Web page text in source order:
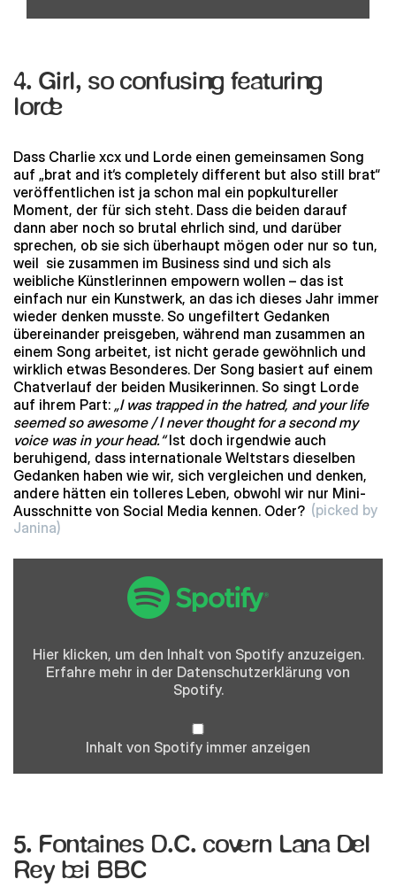
4. Girl, so confusing featuring
lorde
Dass Charlie xcx und Lorde einen gemeinsamen Song
auf „brat and it‘s completely different but also still brat“
veröffentlichen ist ja schon mal ein popkultureller
Moment, der für sich steht. Dass die beiden darauf
dann aber noch so brutal ehrlich sind, und darüber
sprechen, ob sie sich überhaupt mögen oder nur so tun,
weil sie zusammen im Business sind und sich als
weibliche Künstlerinnen empowern wollen – das ist
einfach nur ein Kunstwerk, an das ich dieses Jahr immer
wieder denken musste. So ungefiltert Gedanken
übereinander preisgeben, während man zusammen an
einem Song arbeitet, ist nicht gerade gewöhnlich und
wirklich etwas Besonderes. Der Song basiert auf einem
Chatverlauf der beiden Musikerinnen. So singt Lorde
auf ihrem Part: „I was trapped in the hatred, and your life
seemed so awesome / I never thought for a second my
voice was in your head.“Ist doch irgendwie auch
beruhigend, dass internationale Weltstars dieselben
Gedanken haben wie wir, sich vergleichen und denken,
andere hätten ein tolleres Leben, obwohl wir nur Mini-
Ausschnitte von Social Media kennen. Oder? (picked by
Janina)
Hier klicken, um den Inhalt von Spotify anzuzeigen.
Erfahre mehr in der Datenschutzerklärung von
Spotify.
Inhalt von Spotify immer anzeigen
5. Fontaines D.C. covern Lana Del
Rey bei BBC